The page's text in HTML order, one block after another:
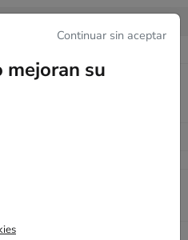
Continuar sin aceptar
mejoran su